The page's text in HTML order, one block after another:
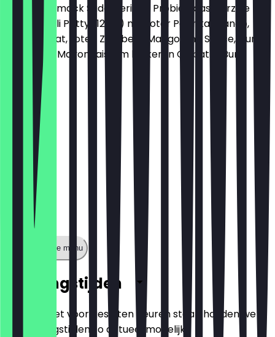
Der Geschmack Südamerikas: Probier’ das würzige
Quinoa Chili Patty (125 g) mit roter Paprika, Mango,
Baby-Spinat, roten Zwiebeln, Mango Chili Sauce, Curry
Sauce und Mayonnaise im leckeren Ciabatta Bun
Toon volledige menu
Openingstijden
Zodat je niet voor gesloten deuren staat, houden we
de openingstijden zo actueel mogelijk.